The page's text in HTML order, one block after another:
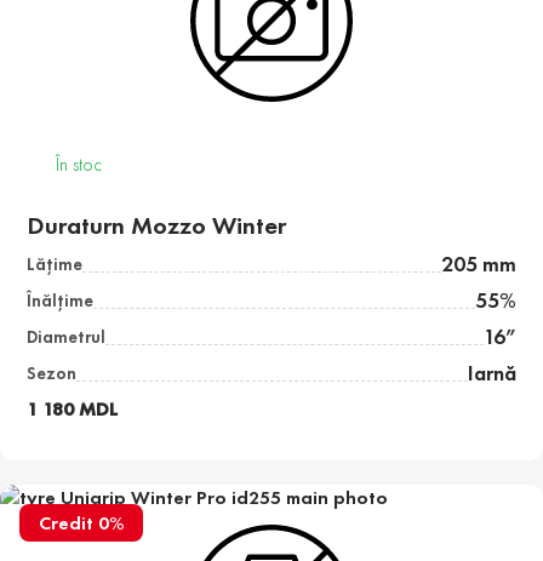
În stoc
Duraturn Mozzo Winter
Lăţime 205 mm
Înălţime 55%
Diametrul 16”
Sezon Iarnă
1 180 MDL
Credit 0%